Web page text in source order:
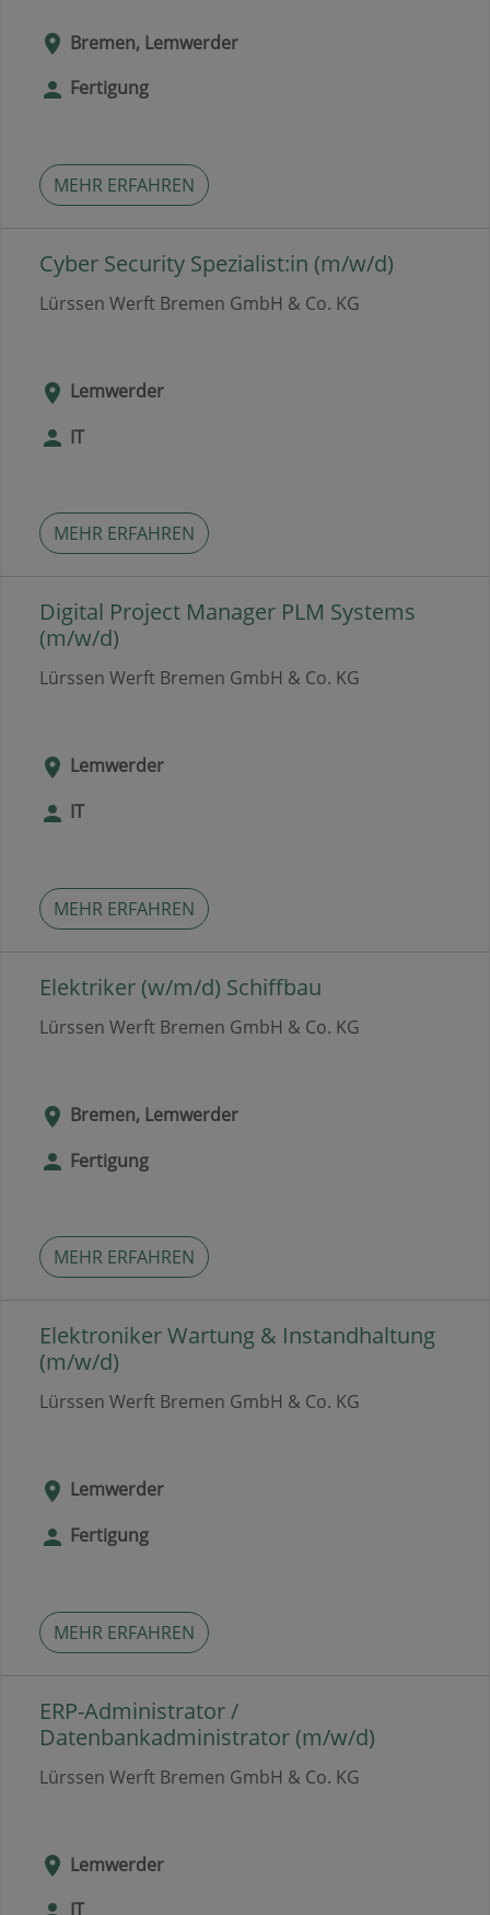
Bremen, Lemwerder
Fertigung
MEHR ERFAHREN
Cyber Security Spezialist:in (m/w/d)
Lürssen Werft Bremen GmbH & Co. KG
Lemwerder
IT
MEHR ERFAHREN
Digital Project Manager PLM Systems
(m/w/d)
Lürssen Werft Bremen GmbH & Co. KG
Lemwerder
IT
MEHR ERFAHREN
Elektriker (w/m/d) Schiffbau
Lürssen Werft Bremen GmbH & Co. KG
Bremen, Lemwerder
Fertigung
MEHR ERFAHREN
Elektroniker Wartung & Instandhaltung
(m/w/d)
Lürssen Werft Bremen GmbH & Co. KG
Lemwerder
Fertigung
MEHR ERFAHREN
ERP-Administrator /
Datenbankadministrator (m/w/d)
Lürssen Werft Bremen GmbH & Co. KG
Lemwerder
IT